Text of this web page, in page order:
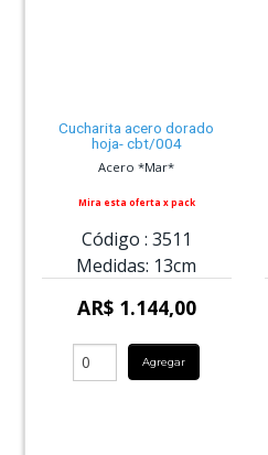
Cucharita acero dorado
hoja- cbt/004
Acero *Mar*
Mira esta oferta x pack
Código : 3511
Medidas: 13cm
AR$ 1.144,00
Agregar